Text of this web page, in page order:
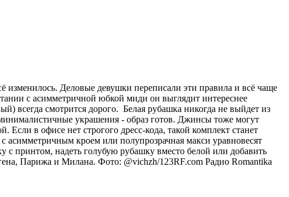
Деловые девушки переписали эти правила и всё чаще
с асимметричной юбкой миди он выглядит интереснее
всегда смотрится дорого. Белая рубашка никогда не выйдет из
украшения - образ готов. Джинсы тоже могут
в офисе нет строгого дресс-кода, такой комплект станет
кроем или полупрозрачная макси уравновесят
принтом, надеть голубую рубашку вместо белой или добавить
Парижа и Милана. Фото: @vichzh/123RF.com Радио Romantika